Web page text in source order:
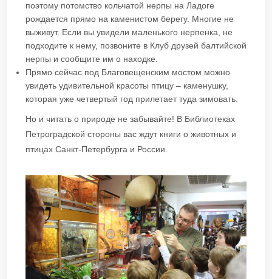
поэтому потомство кольчатой нерпы на Ладоге
рождается прямо на каменистом берегу. Многие не
выживут. Если вы увидели маленького нерпенка, не
подходите к нему, позвоните в Клуб друзей балтийской
нерпы и сообщите им о находке.
Прямо сейчас под Благовещенским мостом можно
увидеть удивительной красоты птицу – каменушку,
которая уже четвертый год прилетает туда зимовать.
Но и читать о природе не забывайте! В Библиотеках
Петроградской стороны вас ждут книги о животных и
птицах Санкт-Петербурга и России.